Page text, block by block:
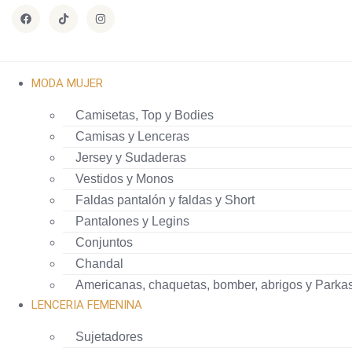
MODA MUJER
Camisetas, Top y Bodies
Camisas y Lenceras
Jersey y Sudaderas
Vestidos y Monos
Faldas pantalón y faldas y Short
Pantalones y Legins
Conjuntos
Chandal
Americanas, chaquetas, bomber, abrigos y
LENCERIA FEMENINA
Sujetadores